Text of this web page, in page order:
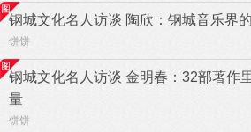
钢城文化名人访谈 陶欣：钢城音乐界的
饼饼
钢城文化名人访谈 金明春：32部著作
量
饼饼